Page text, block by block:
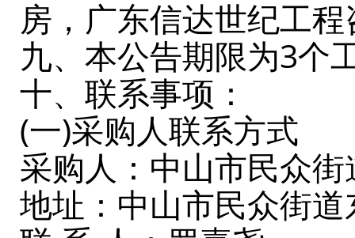
房，广东信达世纪工
九、本公告期限为3个
十、联系事项：
(一)采购人联系方式
采购人：中山市民众
地址：中山市民众街